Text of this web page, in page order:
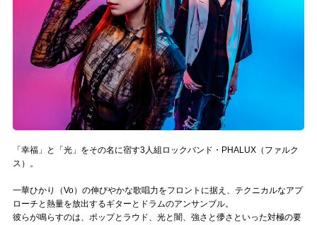
muevoコミュニティ
ぶいクラ！by muevo
ぶいコミュ！by muevo
ぶいマガ！ by muevo
Follow us
Official SNS
「幸福」と「光」をその名に宿す3人組ロックバンド・PHALUX（ファルク
ス）。
一華ひかり（Vo）の伸びやかな歌唱力をフロントに据え、テクニカルなアプ
ローチと熱量を放出するギターとドラムのアンサンブル。
彼らが鳴らすのは、ポップとラウド、光と闇、強さと儚さといった対極の要